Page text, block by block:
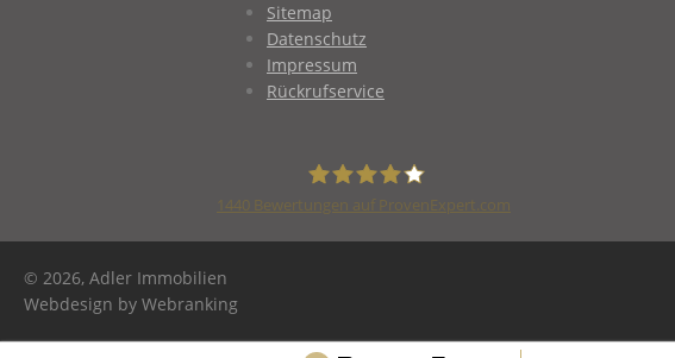
Sitemap
Datenschutz
Impressum
Rückrufservice
Adler Immobilien
1440 Bewertungen auf ProvenExpert.com
© 2026, Adler Immobilien
Webdesign by Webranking